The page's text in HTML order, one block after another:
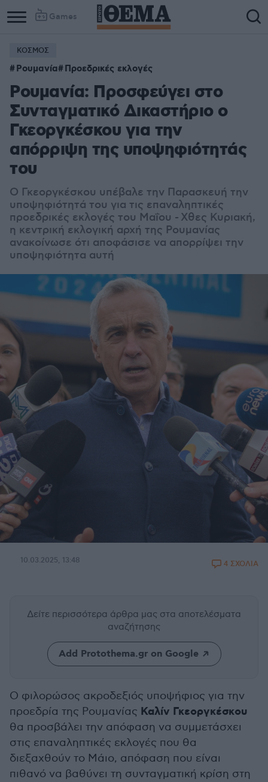
Games
ΚΟΣΜΟΣ
Ρουμανία Προεδρικές εκλογές
Ρουμανία: Προσφεύγει στο
Συνταγματικό Δικαστήριο ο
Γκεοργκέσκου για την
απόρριψη της υποψηφιότητάς
του
Ο Γκεοργκέσκου υπέβαλε την Παρασκευή την
υποψηφιότητά του για τις επαναληπτικές
προεδρικές εκλογές του Μαΐου - Χθες Κυριακή,
η κεντρική εκλογική αρχή της Ρουμανίας
ανακοίνωσε ότι αποφάσισε να απορρίψει την
υποψηφιότητα αυτή
10.03.2025, 13:48 4 ΣΧΟΛΙΑ
Δείτε περισσότερα άρθρα μας στα αποτελέσματα
αναζήτησης
Add Protothema.gr on Google
Ο φιλορώσος ακροδεξιός υποψήφιος για την
προεδρία της Ρουμανίας Καλίν Γκεοργκέσκου
θα προσβάλει την απόφαση να συμμετάσχει
στις επαναληπτικές εκλογές που θα
διεξαχθούν το Μάιο, απόφαση που είναι
πιθανό να βαθύνει τη συνταγματική κρίση στη